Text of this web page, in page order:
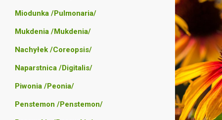
Miodunka /Pulmonaria/
Mukdenia /Mukdenia/
Nachyłek /Coreopsis/
Naparstnica /Digitalis/
Piwonia /Peonia/
Penstemon /Penstemon/